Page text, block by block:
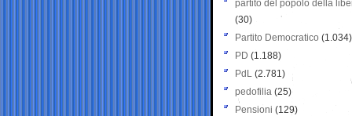
partito del popolo della
(30)
Partito Democratico (1.034)
PD (1.188)
PdL (2.781)
pedofilia (25)
Pensioni (129)